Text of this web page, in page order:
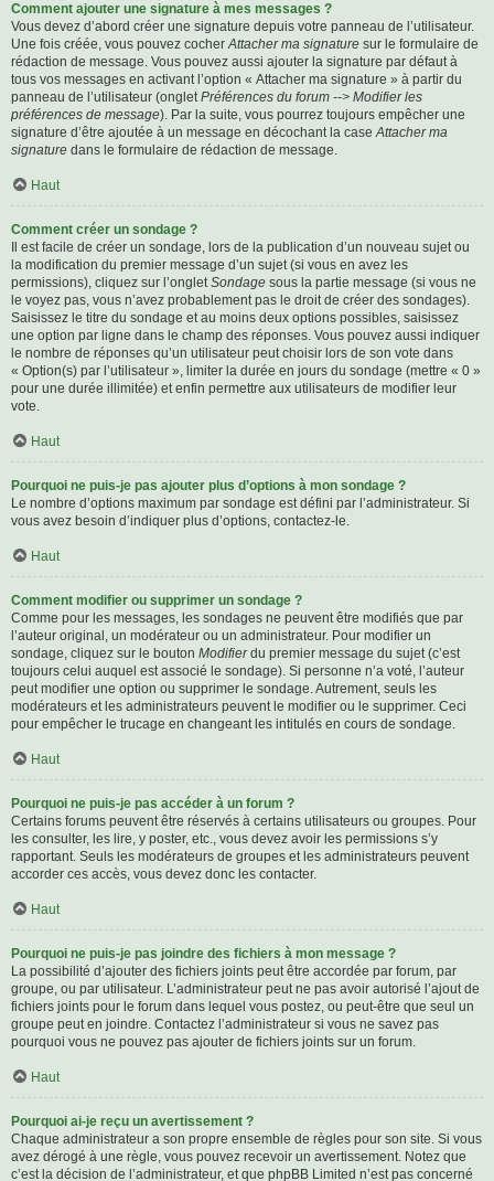
Comment ajouter une signature à mes messages ?
Vous devez d’abord créer une signature depuis votre panneau de l’utilisateur.
Une fois créée, vous pouvez cocherAttacher ma signature sur le formulaire de
rédaction de message. Vous pouvez aussi ajouter la signature par défaut à
tous vos messages en activant l’option « Attacher ma signature » à partir du
panneau de l’utilisateur (ongletPréférences du forum --> Modifier les
préférences de message). Par la suite, vous pourrez toujours empêcher une
signature d’être ajoutée à un message en décochant la caseAttacher ma
signature dans le formulaire de rédaction de message.
Haut
Comment créer un sondage ?
Il est facile de créer un sondage, lors de la publication d’un nouveau sujet ou
la modification du premier message d’un sujet (si vous en avez les
permissions), cliquez sur l’ongletSondage sous la partie message (si vous ne
le voyez pas, vous n’avez probablement pas le droit de créer des sondages).
Saisissez le titre du sondage et au moins deux options possibles, saisissez
une option par ligne dans le champ des réponses. Vous pouvez aussi indiquer
le nombre de réponses qu’un utilisateur peut choisir lors de son vote dans
« Option(s) par l’utilisateur », limiter la durée en jours du sondage (mettre « 0 »
pour une durée illimitée) et enfin permettre aux utilisateurs de modifier leur
vote.
Haut
Pourquoi ne puis-je pas ajouter plus d’options à mon sondage ?
Le nombre d’options maximum par sondage est défini par l’administrateur. Si
vous avez besoin d’indiquer plus d’options, contactez-le.
Haut
Comment modifier ou supprimer un sondage ?
Comme pour les messages, les sondages ne peuvent être modifiés que par
l’auteur original, un modérateur ou un administrateur. Pour modifier un
sondage, cliquez sur le bouton Modifierdu premier message du sujet (c’est
toujours celui auquel est associé le sondage). Si personne n’a voté, l’auteur
peut modifier une option ou supprimer le sondage. Autrement, seuls les
modérateurs et les administrateurs peuvent le modifier ou le supprimer. Ceci
pour empêcher le trucage en changeant les intitulés en cours de sondage.
Haut
Pourquoi ne puis-je pas accéder à un forum ?
Certains forums peuvent être réservés à certains utilisateurs ou groupes. Pour
les consulter, les lire, y poster, etc., vous devez avoir les permissions s’y
rapportant. Seuls les modérateurs de groupes et les administrateurs peuvent
accorder ces accès, vous devez donc les contacter.
Haut
Pourquoi ne puis-je pas joindre des fichiers à mon message ?
La possibilité d’ajouter des fichiers joints peut être accordée par forum, par
groupe, ou par utilisateur. L’administrateur peut ne pas avoir autorisé l’ajout de
fichiers joints pour le forum dans lequel vous postez, ou peut-être que seul un
groupe peut en joindre. Contactez l’administrateur si vous ne savez pas
pourquoi vous ne pouvez pas ajouter de fichiers joints sur un forum.
Haut
Pourquoi ai-je reçu un avertissement ?
Chaque administrateur a son propre ensemble de règles pour son site. Si vous
avez dérogé à une règle, vous pouvez recevoir un avertissement. Notez que
c’est la décision de l’administrateur, et que phpBB Limited n’est pas concerné